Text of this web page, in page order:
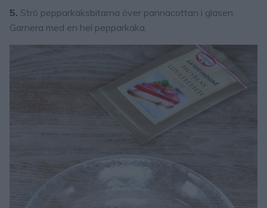
5. Strö pepparkaksbitarna över pannacottan i glasen.
Garnera med en hel pepparkaka.